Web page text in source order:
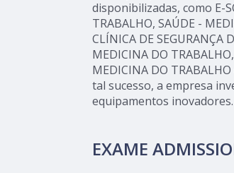
disponibilizadas, como E-
TRABALHO, SAÚDE -
CLÍNICA DE SEGURANÇA
MEDICINA DO
MEDICINA DO
tal sucesso, a empresa
equipamentos inovadores.
EXAME